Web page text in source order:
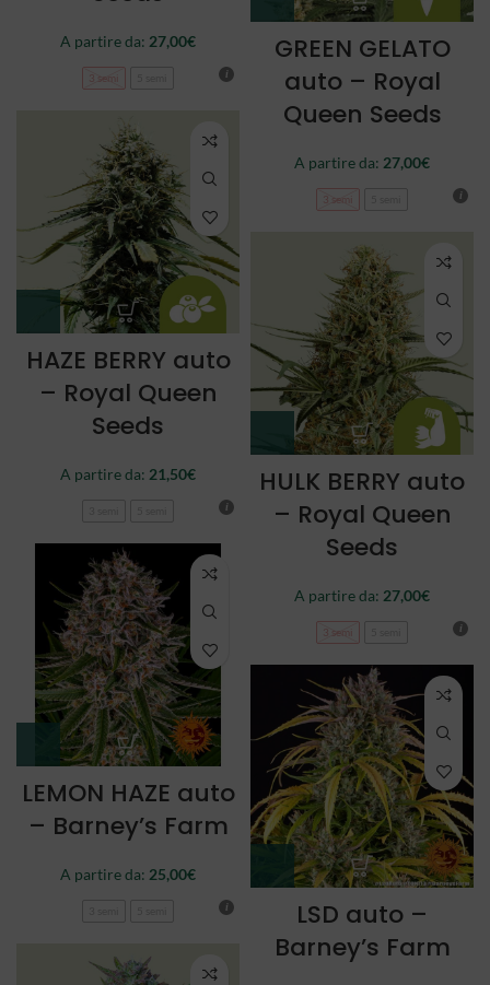
A partire da: 27,00€
3 semi
GREEN GELATO
auto – Royal
Queen Seeds
A partire da: 27,00€
3 semi
HAZE BERRY auto
– Royal Queen
Seeds
A partire da: 21,50€
HULK BERRY auto
– Royal Queen
Seeds
A partire da: 27,00€
3 semi
LEMON HAZE auto
– Barney’s Farm
A partire da: 25,00€
LSD auto –
Barney’s Farm